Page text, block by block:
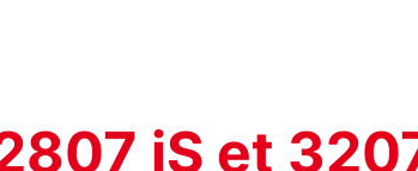
iS et